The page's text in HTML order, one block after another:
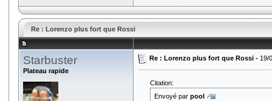
Re : Lorenzo plus fort que Rossi
Starbuster
Plateau rapide
Re : Lorenzo plus fort que Rossi - 19/
Citation:
Envoyé par pool